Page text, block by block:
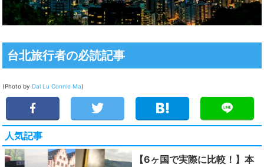
台北旅行者の必読記事
(Photo by Dal Lu Connie Ma)
人気記事
【6ヶ国で実際に比較！】本